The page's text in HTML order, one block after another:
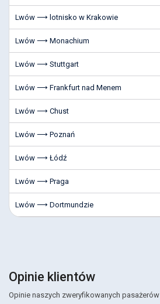
Lwów ⟶ lotnisko w Krakowie
Lwów ⟶ Monachium
Lwów ⟶ Stuttgart
Lwów ⟶ Frankfurt nad Menem
Lwów ⟶ Chust
Lwów ⟶ Poznań
Lwów ⟶ Łódź
Lwów ⟶ Praga
Lwów ⟶ Dortmundzie
Opinie klientów
Opinie naszych zweryfikowanych pasażerów